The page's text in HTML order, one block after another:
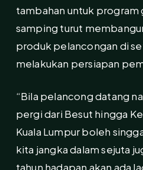
tambahan untuk
samping turut
produk pelancongan di
melakukan persiapan
“Bila pelancong datang
pergi dari Besut hingga
Kuala Lumpur boleh
kita jangka dalam sejuta
tahun hadapan akan ada